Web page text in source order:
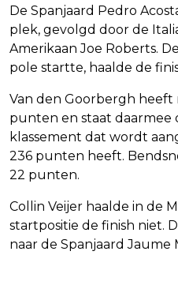
De Spanjaard Pedro
plek, gevolgd door de
Amerikaan Joe Roberts.
pole startte, haalde de
Van den Goorbergh heeft
punten en staat daarmee
klassement dat wordt
236 punten heeft.
22 punten.
Collin Veijer haalde in de
startpositie de finish niet.
naar de Spanjaard Jaume